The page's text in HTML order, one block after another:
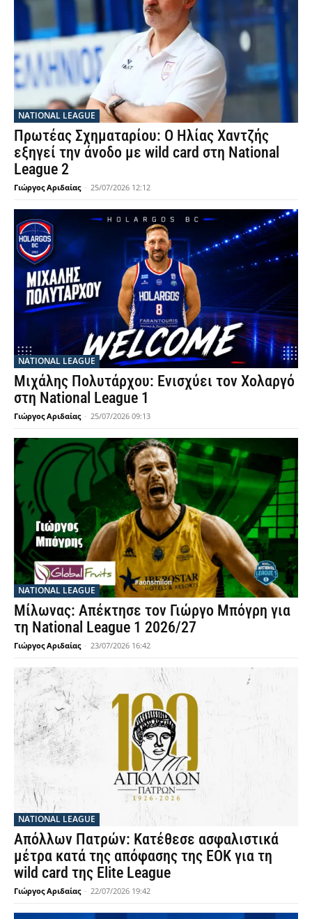
NATIONAL LEAGUE
Πρωτέας Σχηματαρίου: Ο Ηλίας Χαντζής
εξηγεί την άνοδο με wild card στη National
League 2
Γιώργος Αριδαίας - 25/07/2026 12:12
NATIONAL LEAGUE
Μιχάλης Πολυτάρχου: Ενισχύει τον Χολαργό
στη National League 1
Γιώργος Αριδαίας - 25/07/2026 09:13
NATIONAL LEAGUE
Μίλωνας: Απέκτησε τον Γιώργο Μπόγρη για
τη National League 1 2026/27
Γιώργος Αριδαίας - 23/07/2026 16:42
NATIONAL LEAGUE
Απόλλων Πατρών: Κατέθεσε ασφαλιστικά
μέτρα κατά της απόφασης της ΕΟΚ για τη
wild card της Elite League
Γιώργος Αριδαίας - 22/07/2026 19:42